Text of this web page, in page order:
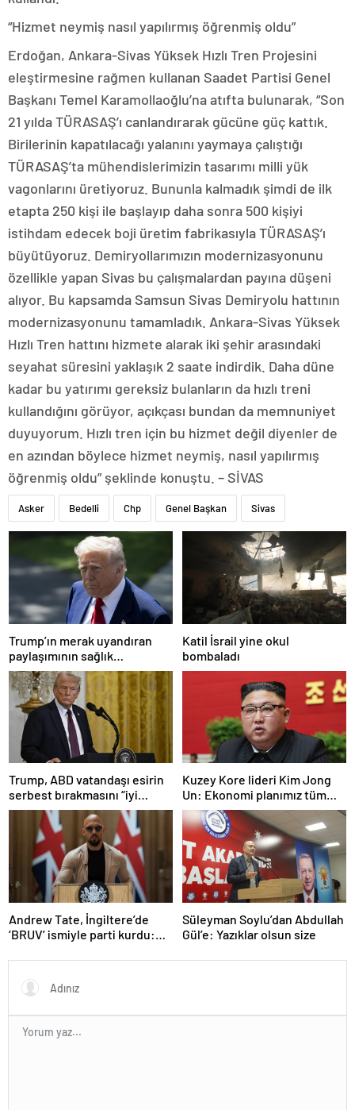
“Hizmet neymiş nasıl yapılırmış öğrenmiş oldu”
Erdoğan, Ankara-Sivas Yüksek Hızlı Tren Projesini
eleştirmesine rağmen kullanan Saadet Partisi Genel
Başkanı Temel Karamollaoğlu’na atıfta bulunarak, “Son
21 yılda TÜRASAŞ’ı canlandırarak gücüne güç kattık.
Birilerinin kapatılacağı yalanını yaymaya çalıştığı
TÜRASAŞ’ta mühendislerimizin tasarımı milli yük
vagonlarını üretiyoruz. Bununla kalmadık şimdi de ilk
etapta 250 kişi ile başlayıp daha sonra 500 kişiyi
istihdam edecek boji üretim fabrikasıyla TÜRASAŞ’ı
büyütüyoruz. Demiryollarımızın modernizasyonunu
özellikle yapan Sivas bu çalışmalardan payına düşeni
alıyor. Bu kapsamda Samsun Sivas Demiryolu hattının
modernizasyonunu tamamladık. Ankara-Sivas Yüksek
Hızlı Tren hattını hizmete alarak iki şehir arasındaki
seyahat süresini yaklaşık 2 saate indirdik. Daha düne
kadar bu yatırımı gereksiz bulanların da hızlı treni
kullandığını görüyor, açıkçası bundan da memnuniyet
duyuyorum. Hızlı tren için bu hizmet değil diyenler de
en azından böylece hizmet neymiş, nasıl yapılırmış
öğrenmiş oldu” şeklinde konuştu. – SİVAS
Asker Bedelli Chp Genel Başkan Sivas
Trump’ın merak uyandıran
paylaşımının sağlık
sistemiyle ilgili kararname
olduğu anlaşıldı
Katil İsrail yine okul
bombaladı
Trump, ABD vatandaşı esirin
serbest bırakmasını “iyi
niyetle atılmış bir adım”
olarak değerlendirdi
Kuzey Kore lideri Kim Jong
Un: Ekonomi planımız tüm
sektörlerde başarısız oldu
Andrew Tate, İngiltere’de
‘BRUV’ ismiyle parti kurdu:
propagandasını
yasaklayacağız’
Süleyman Soylu’dan Abdullah
Gül’e: Yazıklar olsun size